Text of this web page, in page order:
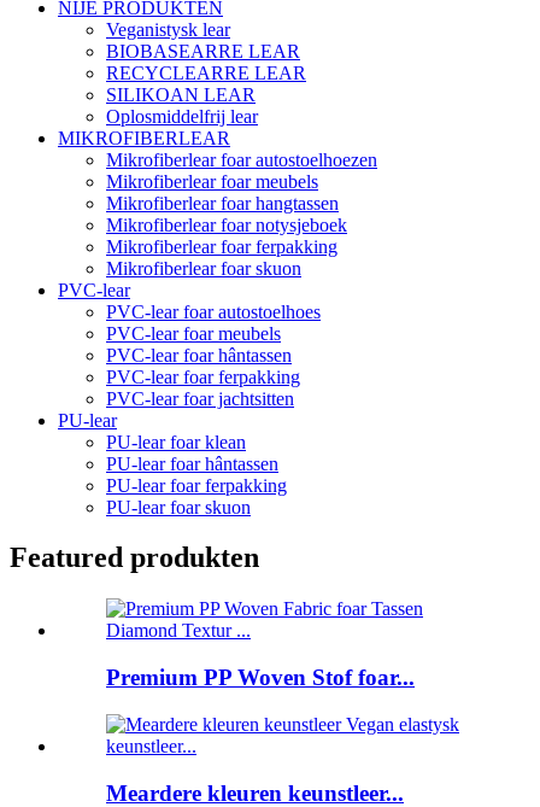
NIJE PRODUKTEN
Veganistysk lear
BIOBASEARRE LEAR
RECYCLEARRE LEAR
SILIKOAN LEAR
Oplosmiddelfrij lear
MIKROFIBERLEAR
Mikrofiberlear foar autostoelhoezen
Mikrofiberlear foar meubels
Mikrofiberlear foar hangtassen
Mikrofiberlear foar notysjeboek
Mikrofiberlear foar ferpakking
Mikrofiberlear foar skuon
PVC-lear
PVC-lear foar autostoelhoes
PVC-lear foar meubels
PVC-lear foar hântassen
PVC-lear foar ferpakking
PVC-lear foar jachtsitten
PU-lear
PU-lear foar klean
PU-lear foar hântassen
PU-lear foar ferpakking
PU-lear foar skuon
Featured produkten
Premium PP Woven Stof foar...
Meardere kleuren keunstleer...